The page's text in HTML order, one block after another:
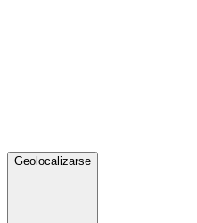
Geolocalizarse